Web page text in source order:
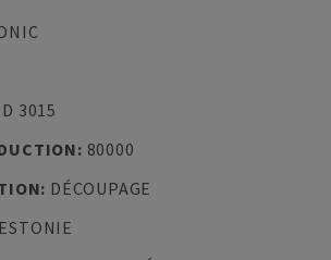
3015
: 80000
: DÉCOUPAGE
ESTONIE